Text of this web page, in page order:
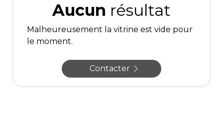
Aucun résultat
Malheureusement la vitrine est vide pour
le moment.
Contacter